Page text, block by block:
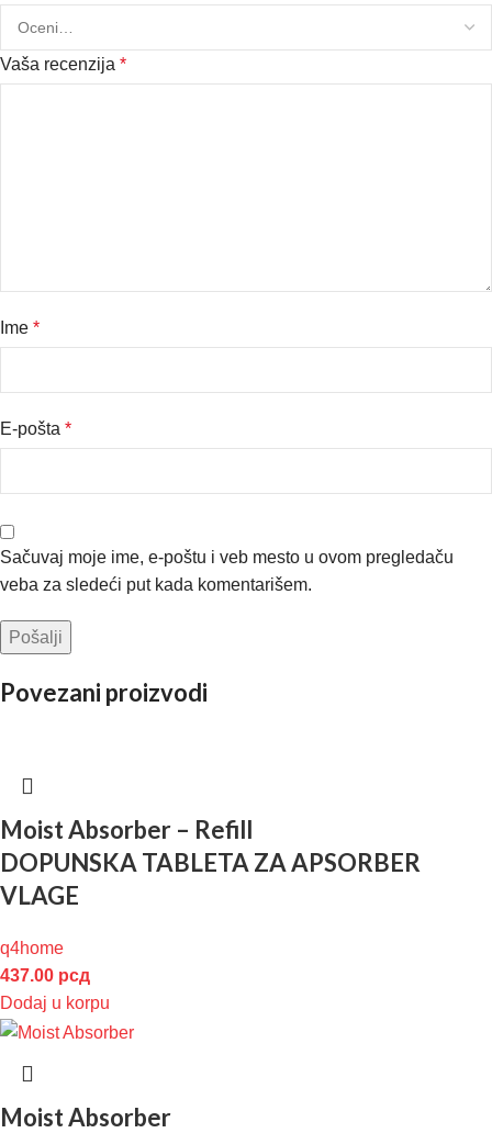
Vaša recenzija *
Ime *
E-pošta *
Sačuvaj moje ime, e-poštu i veb mesto u ovom pregledaču
veba za sledeći put kada komentarišem.
Povezani proizvodi
Moist Absorber – Refill
DOPUNSKA TABLETA ZA APSORBER
VLAGE
q4home
437.00 рсд
Dodaj u korpu
Moist Absorber